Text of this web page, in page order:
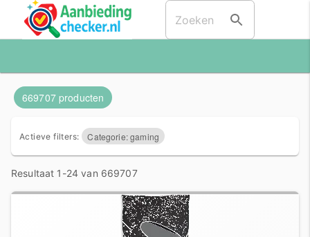
669707 producten
Actieve filters: Categorie: gaming
Resultaat 1-24 van 669707